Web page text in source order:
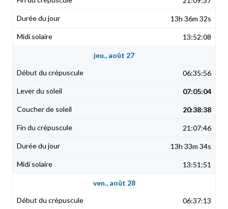
13h 36m 32s
13:52:08
jeu., août 27
06:35:56
07:05:04
20:38:38
21:07:46
13h 33m 34s
13:51:51
ven., août 28
06:37:13